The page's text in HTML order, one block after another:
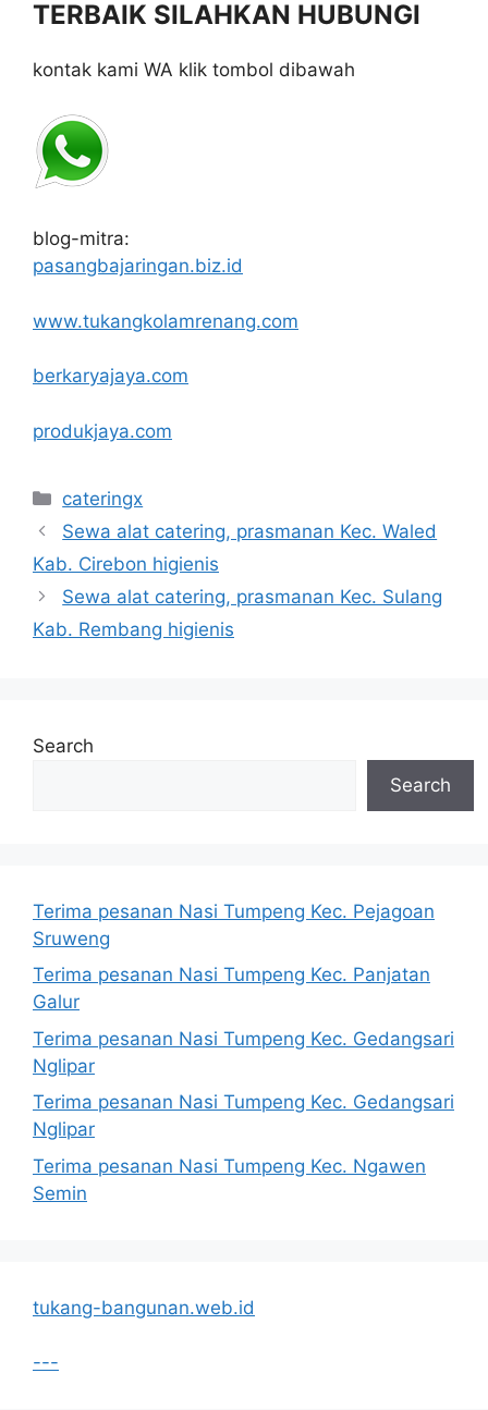
TERBAIK SILAHKAN HUBUNGI
kontak kami WA klik tombol dibawah
blog-mitra:
pasangbajaringan.biz.id
www.tukangkolamrenang.com
berkaryajaya.com
produkjaya.com
Categories
cateringx
Sewa alat catering, prasmanan Kec. Waled
Kab. Cirebon higienis
Sewa alat catering, prasmanan Kec. Sulang
Kab. Rembang higienis
Search
Search
Terima pesanan Nasi Tumpeng Kec. Pejagoan
Sruweng
Terima pesanan Nasi Tumpeng Kec. Panjatan
Galur
Terima pesanan Nasi Tumpeng Kec. Gedangsari
Nglipar
Terima pesanan Nasi Tumpeng Kec. Gedangsari
Nglipar
Terima pesanan Nasi Tumpeng Kec. Ngawen
Semin
tukang-bangunan.web.id
---